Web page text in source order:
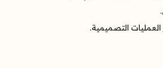
التصميمية.